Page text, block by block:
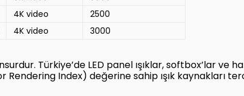
4K video
2500
4K video 3000
Türkiye’de LED panel ışıklar, softbox’lar ve
Rendering Index) değerine sahip ışık kaynakları